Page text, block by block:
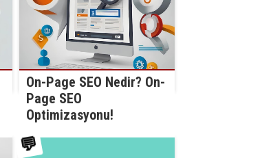
On-Page SEO Nedir? On-
Page SEO
Optimizasyonu!
💬